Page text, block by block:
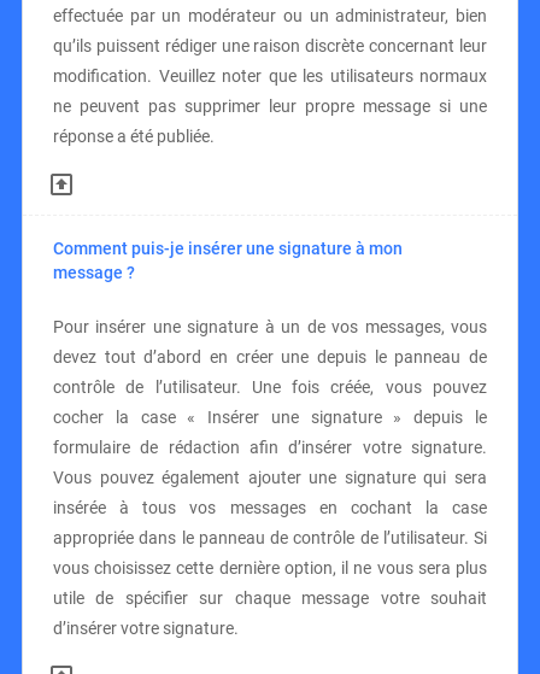
effectuée par un modérateur ou un administrateur, bien
qu’ils puissent rédiger une raison discrète concernant leur
modification. Veuillez noter que les utilisateurs normaux
ne peuvent pas supprimer leur propre message si une
réponse a été publiée.
Comment puis-je insérer une signature à mon
message ?
Pour insérer une signature à un de vos messages, vous
devez tout d’abord en créer une depuis le panneau de
contrôle de l’utilisateur. Une fois créée, vous pouvez
cocher la case « Insérer une signature » depuis le
formulaire de rédaction afin d’insérer votre signature.
Vous pouvez également ajouter une signature qui sera
insérée à tous vos messages en cochant la case
appropriée dans le panneau de contrôle de l’utilisateur. Si
vous choisissez cette dernière option, il ne vous sera plus
utile de spécifier sur chaque message votre souhait
d’insérer votre signature.